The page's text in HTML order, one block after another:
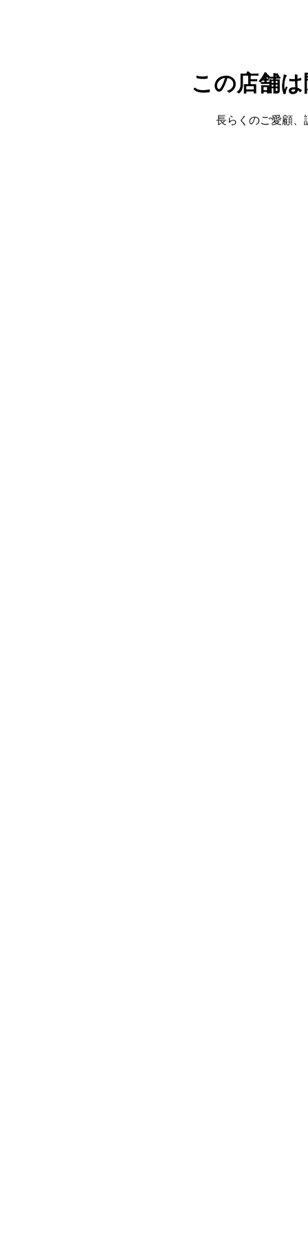
この店舗
長らくのご愛顧、